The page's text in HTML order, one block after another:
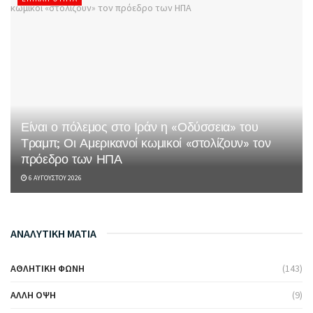
Είναι ο πόλεμος στο Ιράν η «Οδύσσεια» του
Τραμπ; Οι Αμερικανοί κωμικοί «στολίζουν» τον
πρόεδρο των ΗΠΑ
6 ΑΥΓΟΎΣΤΟΥ 2026
ΑΝΑΛΥΤΙΚΗ ΜΑΤΙΑ
ΑΘΛΗΤΙΚΉ ΦΩΝΉ (143)
ΆΛΛΗ ΌΨΗ (9)